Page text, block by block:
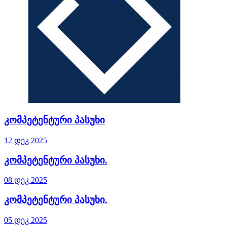
კომპეტენტური პასუხი
12 დეკ 2025
კომპეტენტური პასუხი.
08 დეკ 2025
კომპეტენტური პასუხი.
05 დეკ 2025